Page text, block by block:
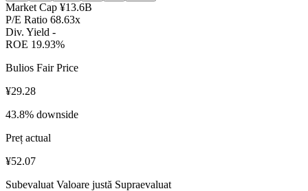
Market Cap ¥13.6B
P/E Ratio 68.63x
Div. Yield -
ROE 19.93%
Bulios Fair Price
¥29.28
43.8% downside
Preț actual
¥52.07
Subevaluat Valoare justă Supraevaluat